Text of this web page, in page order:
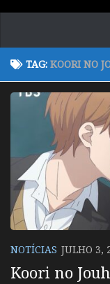
TAG: KOORI NO
NOTÍCIAS JULHO 3,
Koori no